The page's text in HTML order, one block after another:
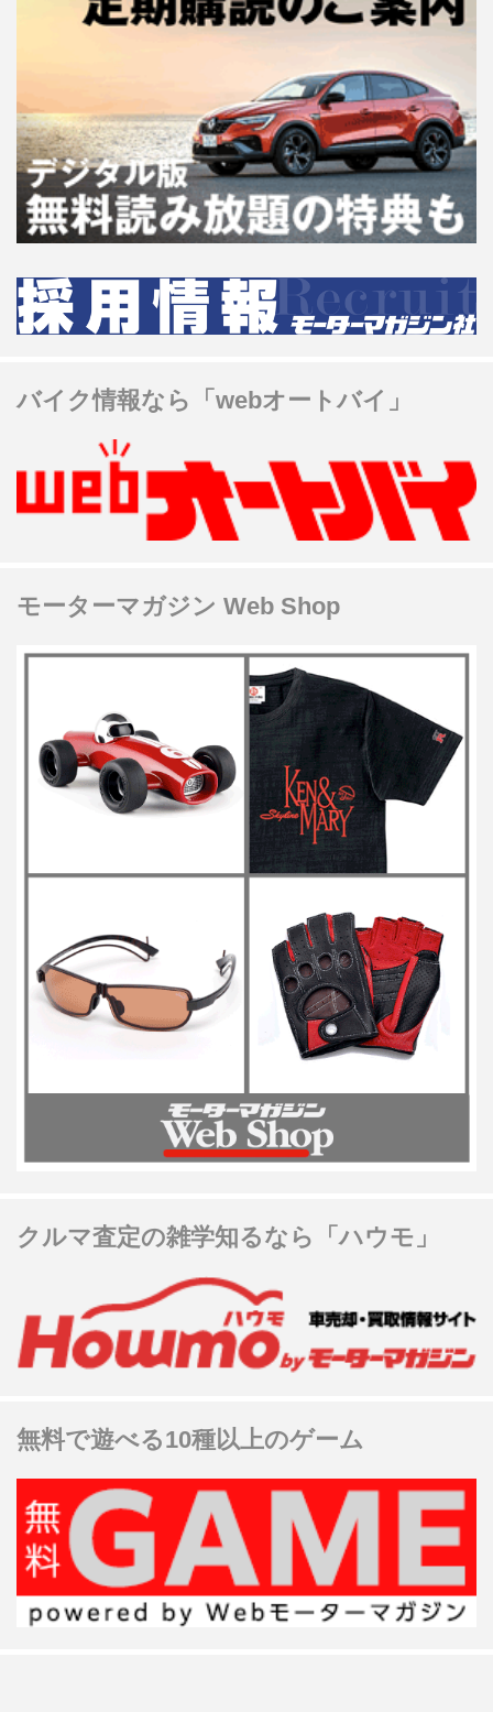
バイク情報なら「webオートバイ」
モーターマガジン Web Shop
クルマ査定の雑学知るなら「ハウモ」
無料で遊べる10種以上のゲーム